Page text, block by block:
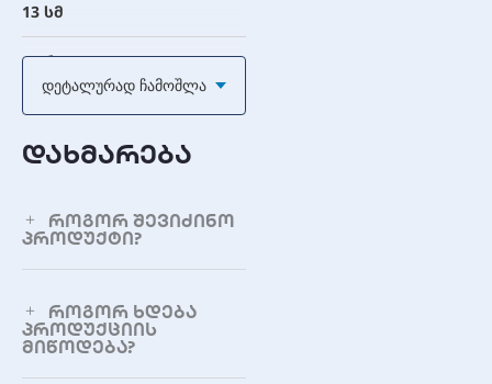
13 სმ
ფერი
თეთრი
MacBook 12 inch,
დრაივერის მხარდაჭერა
Დეტალურად Ჩამოშლა
დახმარება
როგორ შევიძინო
პროდუქტი?
როგორ ხდება
პროდუქციის
მიწოდება?